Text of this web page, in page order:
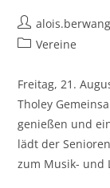
Vereine
Freitag, 21.
Tholey
genießen und
lädt der
zum Musik- und